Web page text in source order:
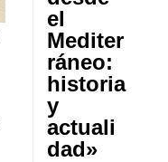
el
Mediter
ráneo:
historia
y
actuali
dad»